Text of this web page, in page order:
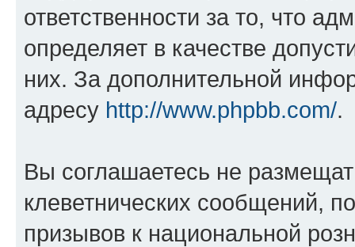
ответственности за то, что
определяет в качестве
них. За дополнительной
адресу http://www.phpbb.com/.
Вы соглашаетесь не
клеветнических сообщений,
призывов к национальной